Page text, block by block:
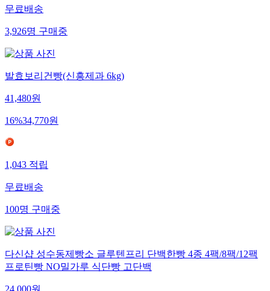
무료배송
3,926명구매중
발효보리건빵(신흥제과 6kg)
41,480원
16%34,770원
1,043적립
무료배송
100명구매중
다신샵 성수동제빵소 글루텐프리 단백한빵 4종 4팩/8팩/12팩
프로틴빵 NO밀가루 식단빵 고단백